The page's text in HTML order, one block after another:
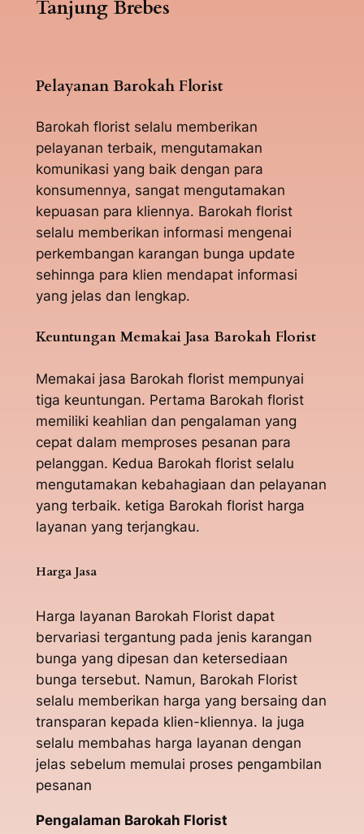
Tanjung Brebes
Pelayanan Barokah Florist
Barokah florist selalu memberikan
pelayanan terbaik, mengutamakan
komunikasi yang baik dengan para
konsumennya, sangat mengutamakan
kepuasan para kliennya. Barokah florist
selalu memberikan informasi mengenai
perkembangan karangan bunga update
sehinnga para klien mendapat informasi
yang jelas dan lengkap.
Keuntungan Memakai Jasa Barokah Florist
Memakai jasa Barokah florist mempunyai
tiga keuntungan. Pertama Barokah florist
memiliki keahlian dan pengalaman yang
cepat dalam memproses pesanan para
pelanggan. Kedua Barokah florist selalu
mengutamakan kebahagiaan dan pelayanan
yang terbaik. ketiga Barokah florist harga
layanan yang terjangkau.
Harga Jasa
Harga layanan Barokah Florist dapat
bervariasi tergantung pada jenis karangan
bunga yang dipesan dan ketersediaan
bunga tersebut. Namun, Barokah Florist
selalu memberikan harga yang bersaing dan
transparan kepada klien-kliennya. Ia juga
selalu membahas harga layanan dengan
jelas sebelum memulai proses pengambilan
pesanan
Pengalaman Barokah Florist